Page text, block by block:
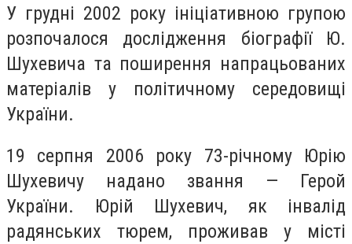
У грудні 2002 року ініціативною групою
розпочалося дослідження біографії Ю.
Шухевича та поширення напрацьованих
матеріалів у політичному середовищі
України.
19 серпня 2006 року 73-річному Юрію
Шухевичу надано звання — Герой
України. Юрій Шухевич, як інвалід
радянських тюрем, проживав у місті